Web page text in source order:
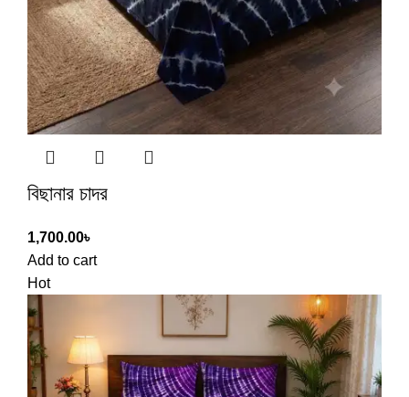
বিছানার চাদর
1,700.00৳
Add to cart
Hot